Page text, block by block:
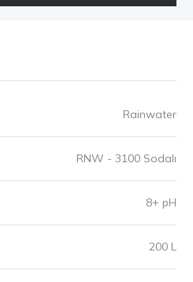
Rainwater
RNW - 3100 Sodalı
8+ pH
200 L